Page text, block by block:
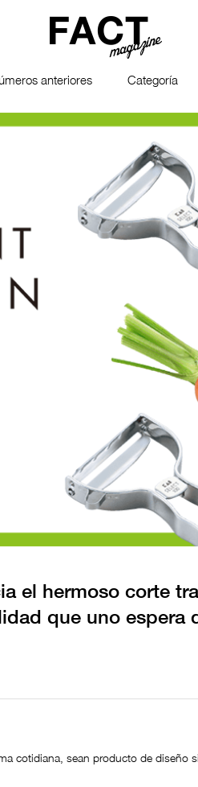
anteriores Categoría
el hermoso corte
que uno espera
cotidiana, sean producto de diseño